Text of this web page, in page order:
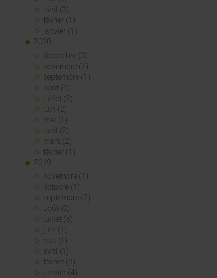
avril (3)
février (1)
janvier (1)
2020
décembre (3)
novembre (1)
septembre (1)
août (1)
juillet (2)
juin (2)
mai (1)
avril (2)
mars (2)
février (1)
2019
novembre (1)
octobre (1)
septembre (2)
août (3)
juillet (3)
juin (1)
mai (1)
avril (1)
février (3)
janvier (4)